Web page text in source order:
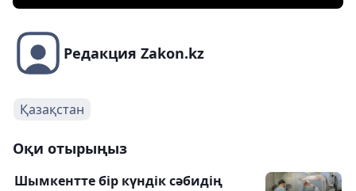
Редакция Zakon.kz
Қазақстан
Оқи отырыңыз
Шымкентте бір күндік сәбидің